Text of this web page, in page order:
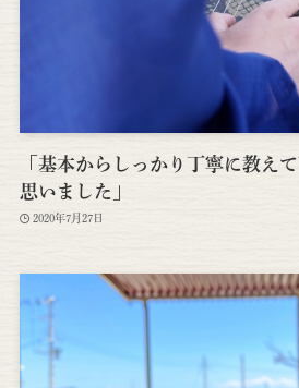
「基本からしっかり丁寧に教え
思いました」
2020年7月27日